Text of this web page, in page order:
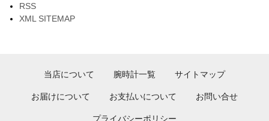
RSS
XML SITEMAP
当店について 腕時計一覧 サイトマップ
お届けについて お支払いについて お問い合せ
プライバシーポリシー